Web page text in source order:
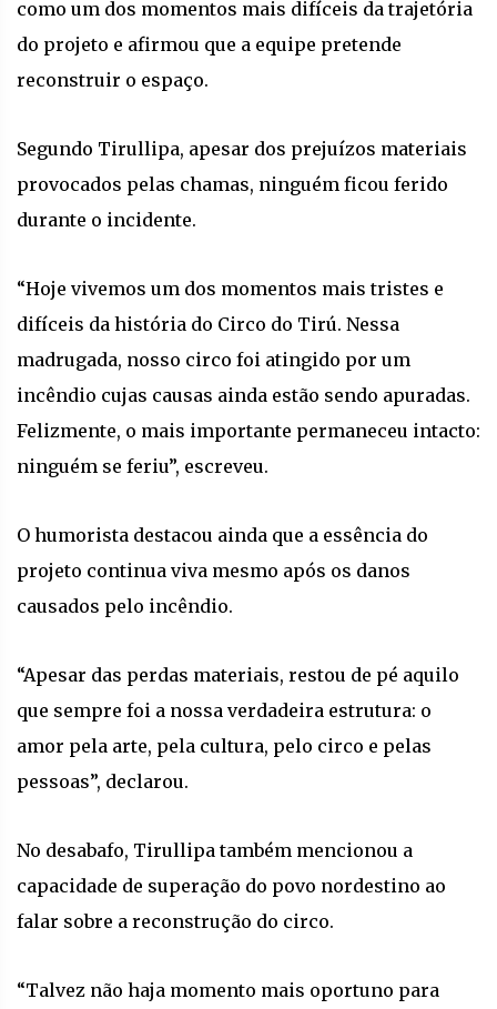
como um dos momentos mais difíceis da trajetória
do projeto e afirmou que a equipe pretende
reconstruir o espaço.
Segundo Tirullipa, apesar dos prejuízos materiais
provocados pelas chamas, ninguém ficou ferido
durante o incidente.
“Hoje vivemos um dos momentos mais tristes e
difíceis da história do Circo do Tirú. Nessa
madrugada, nosso circo foi atingido por um
incêndio cujas causas ainda estão sendo apuradas.
Felizmente, o mais importante permaneceu intacto:
ninguém se feriu”, escreveu.
O humorista destacou ainda que a essência do
projeto continua viva mesmo após os danos
causados pelo incêndio.
“Apesar das perdas materiais, restou de pé aquilo
que sempre foi a nossa verdadeira estrutura: o
amor pela arte, pela cultura, pelo circo e pelas
pessoas”, declarou.
No desabafo, Tirullipa também mencionou a
capacidade de superação do povo nordestino ao
falar sobre a reconstrução do circo.
“Talvez não haja momento mais oportuno para